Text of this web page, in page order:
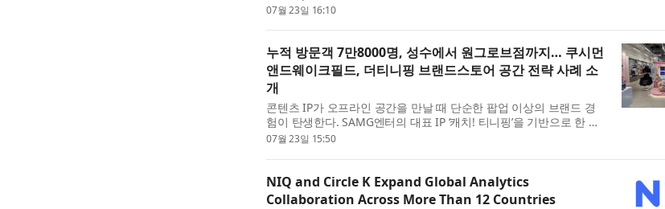
증가에 따른 임금 상승이 OECD 최저 수준인 것으로 나타났다. 한국직
07월 23일 16:10
누적 방문객 7만8000명, 성수에서 원그로브점까지… 쿠시먼
앤드웨이크필드, 더티니핑 브랜드스토어 공간 전략 사례 소
개
콘텐츠 IP가 오프라인 공간을 만날 때 단순한 팝업 이상의 브랜드 경
험이 탄생한다. SAMG엔터의 대표 IP ‘캐치! 티니핑’을 기반으로 한 통
합 브랜드 ‘더티니핑(THE TEENIEPING)’은 성수 플래그십 스토어 오픈
07월 23일 15:50
NIQ and Circle K Expand Global Analytics
Collaboration Across More Than 12 Countries